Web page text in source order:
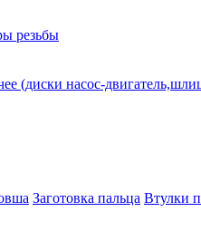
резьбы
(диски насос-
Заготовка пальца Втулки